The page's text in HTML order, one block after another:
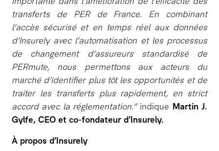
transferts de PER de France. En combinant
l’accès sécurisé et en temps réel aux données
d’Insurely avec l’automatisation et les processus
de changement d’assureurs standardisé de
PERmute, nous permettons aux acteurs du
marché d’identifier plus tôt les opportunités et de
traiter les transferts plus rapidement, en strict
accord avec la réglementation.”indique Martin J.
Gylfe, CEO et co-fondateur d’Insurely.
À propos d’Insurely